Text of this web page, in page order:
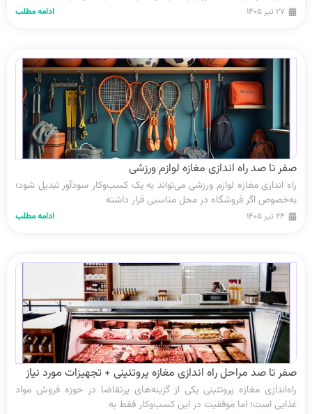
۲۷ تیر ۱۴۰۵ ادامه مطلب
صفر تا صد راه اندازی مغازه لوازم ورزشی
راه اندازی مغازه لوازم ورزشی می‌تواند به یک کسب‌وکار سودآور تبدیل شود؛
به‌خصوص اگر فروشگاه در محل مناسبی قرار داشته
۲۴ تیر ۱۴۰۵ ادامه مطلب
صفر تا صد مراحل راه‌ اندازی مغازه پروتئینی + تجهیزات مورد نیاز
راه‌اندازی مغازه پروتئینی یکی از گزینه‌های پرتقاضا در حوزه فروش مواد
غذایی است؛ اما موفقیت در این کسب‌وکار فقط به